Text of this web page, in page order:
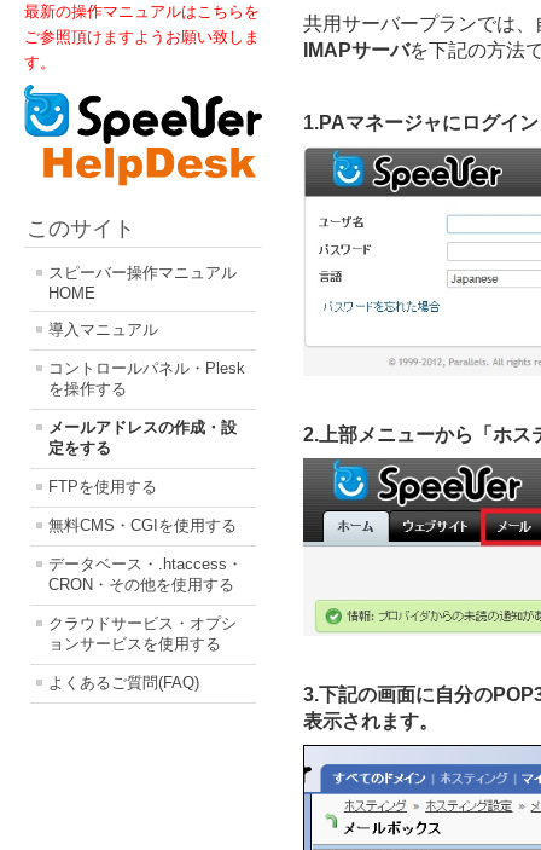
最新の操作マニュアルはこちらを
ご参照頂けますようお願い致しま
す。
このサイト
スピーバー操作マニュアル
HOME
導入マニュアル
コントロールパネル・Plesk
を操作する
メールアドレスの作成・設
定をする
FTPを使用する
無料CMS・CGIを使用する
データベース・.htaccess・
CRON・その他を使用する
クラウドサービス・オプシ
ョンサービスを使用する
よくあるご質問(FAQ)
共用サーバープランでは、
IMAPサーバを下記の方法
1.PAマネージャにログイ
2.上部メニューから「ホス
3.下記の画面に自分の
表示されます。